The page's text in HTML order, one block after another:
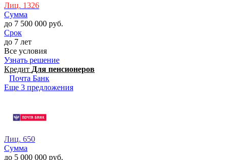
Лиц. 1326
Сумма
до 7 500 000 руб.
Срок
до 7 лет
Все условия
Узнать решение
Кредит Для пенсионеров
Почта Банк
Еще 3 предложения
Лиц. 650
Сумма
до 5 000 000 руб.